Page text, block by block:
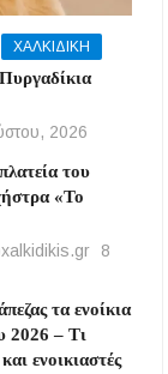
ΧΑΛΚΙΔΙΚΗ
2026
του
«Το
8
τα ενοίκια
2026 – Τι
ενοικιαστές